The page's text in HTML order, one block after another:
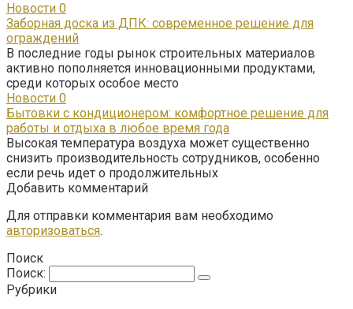
Новости 0
Заборная доска из ДПК: современное решение для
ограждений
В последние годы рынок строительных материалов
активно пополняется инновационными продуктами,
среди которых особое место
Новости 0
Бытовки с кондиционером: комфортное решение для
работы и отдыха в любое время года
Высокая температура воздуха может существенно
снизить производительность сотрудников, особенно
если речь идет о продолжительных
Добавить комментарий
Для отправки комментария вам необходимо
авторизоваться.
Поиск
Поиск:
Рубрики